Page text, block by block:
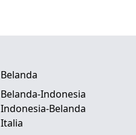
Belanda
Belanda-Indonesia
Indonesia-Belanda
Italia